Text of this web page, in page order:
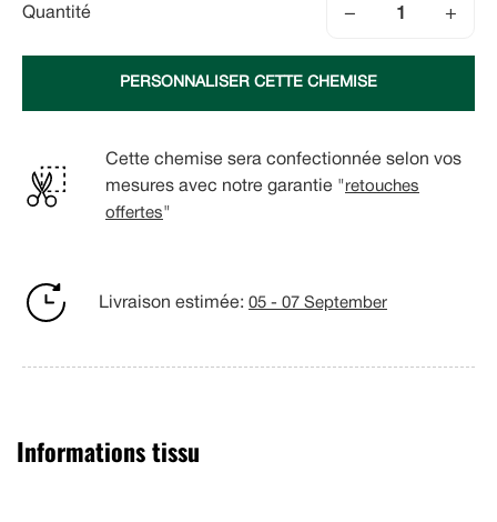
Quantité − +
PERSONNALISER CETTE CHEMISE
Cette chemise sera confectionnée selon vos
mesures avec notre garantie " retouches
offertes"
Livraison estimée: 05 - 07 September
Informations tissu